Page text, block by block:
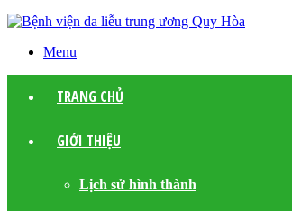
Menu
TRANG CHỦ
GIỚI THIỆU
Lịch sử hình thành